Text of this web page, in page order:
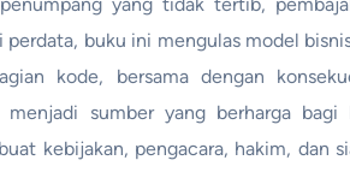
perdata, buku ini mengulas model
kode, bersama dengan
sumber yang berharga bagi
kebijakan, pengacara, hakim, dan